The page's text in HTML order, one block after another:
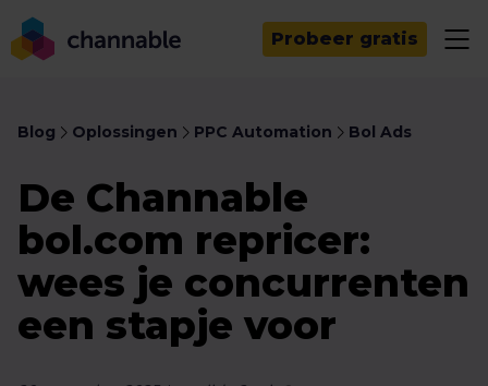
Probeer gratis
Blog Oplossingen PPC Automation Bol Ads
De Channable
bol.com repricer:
wees je concurrenten
een stapje voor